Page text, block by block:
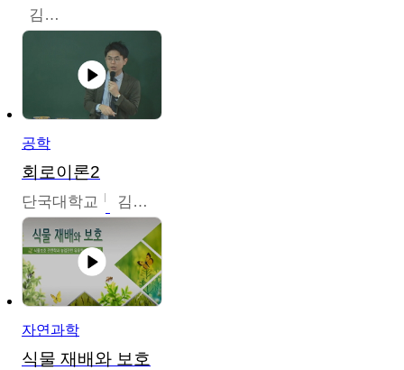
김명식
공학
회로이론2
단국대학교 김현식
자연과학
식물 재배와 보호